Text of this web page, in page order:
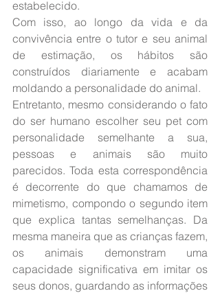
estabelecido.
Com isso, ao longo da vida e da
convivência entre o tutor e seu animal
de estimação, os hábitos são
construídos diariamente e acabam
moldando a personalidade do animal.
Entretanto, mesmo considerando o fato
do ser humano escolher seu pet com
personalidade semelhante a sua,
pessoas e animais são muito
parecidos. Toda esta correspondência
é decorrente do que chamamos de
mimetismo, compondo o segundo item
que explica tantas semelhanças. Da
mesma maneira que as crianças fazem,
os animais demonstram uma
capacidade significativa em imitar os
seus donos, guardando as informações